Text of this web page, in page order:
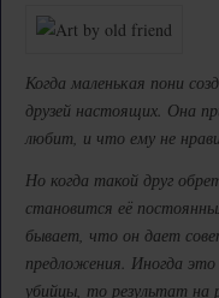
Когда маленькая пони
друзей настоящих. Она
любит, и что ему не
Но когда такой друг
становится её
бывает, что он дает
предложения. Иногда
убийцы, то результат на